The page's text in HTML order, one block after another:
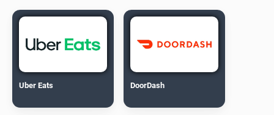
Uber Eats DoorDash